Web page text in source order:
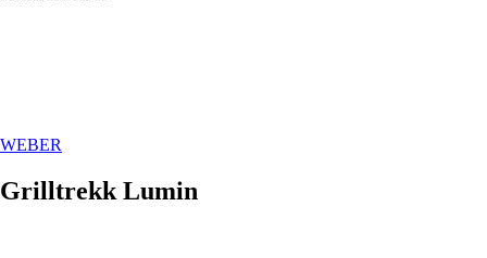
WEBER
Grilltrekk Lumin